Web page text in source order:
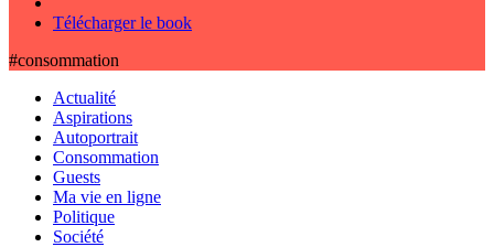
Télécharger le book
#consommation
Actualité
Aspirations
Autoportrait
Consommation
Guests
Ma vie en ligne
Politique
Société